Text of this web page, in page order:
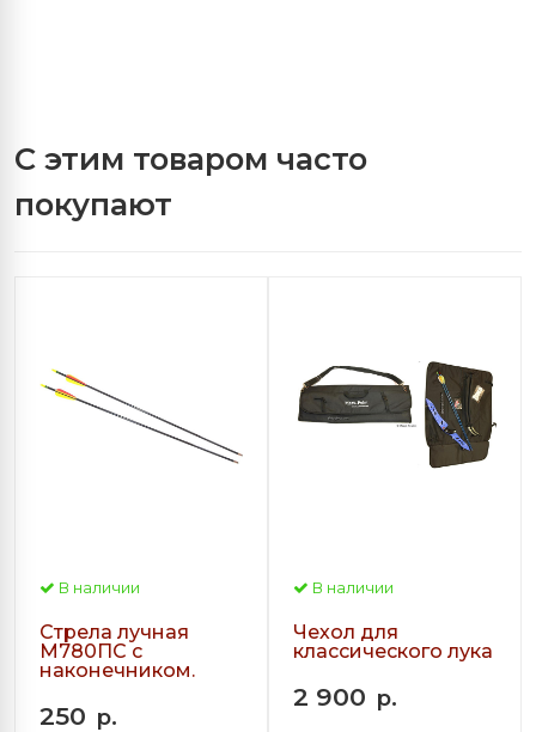
С этим товаром часто
покупают
В наличии
Стрела лучная
М780ПС с
наконечником.
250 р.
В наличии
Чехол для
классического лука
2 900 р.